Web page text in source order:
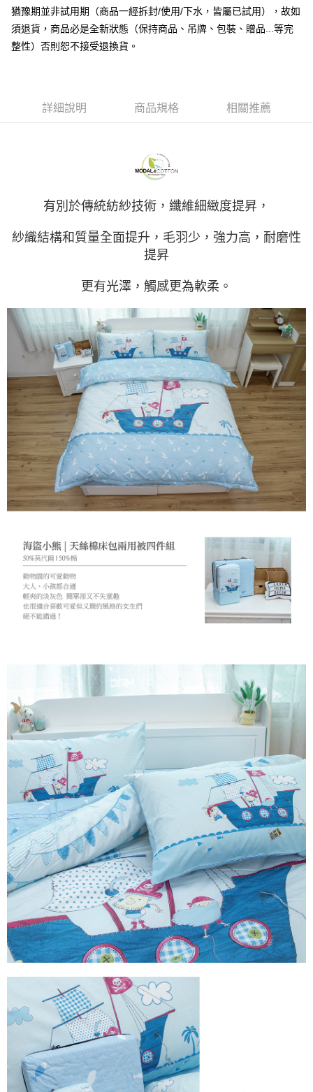
台新國際商業銀行
中國信託商業銀行
台灣樂天信用卡公司
元大商業銀行
永豐商業銀行
玉山商業銀行
星展（台灣）商業銀行
台灣樂天信用卡公司
ATM付款
運送方式
付款後門市自取(待系統通知後才可取貨)
猶豫期並非試用期（商品一經拆封/使用/下水，皆屬已試用），故如
須退貨，商品必是全新狀態（保持商品、吊牌、包裝、贈品...等完
整性）否則恕不接受退換貨。
詳細說明 商品規格 相關推薦
有別於傳統紡紗技術，纖維細緻度提昇，
紗織結構和質量全面提升，毛羽少，強力高，耐磨性
提昇
更有光澤，觸感更為軟柔。